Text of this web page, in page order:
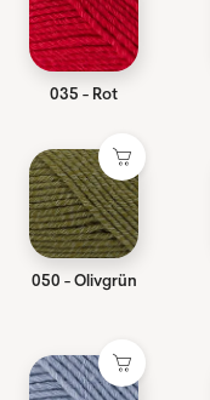
035 - Rot
050 - Olivgrün